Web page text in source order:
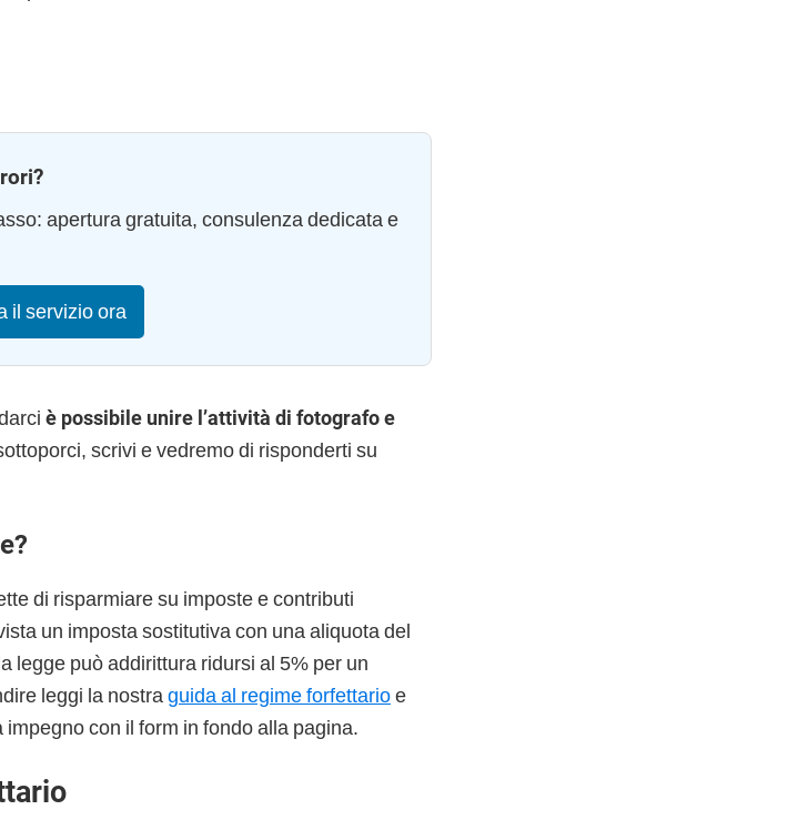
apertura gratuita, consulenza dedicata e
il servizio ora
è possibile unire l’attività di fotografo e
scrivi e vedremo di risponderti su
di risparmiare su imposte e contributi
un imposta sostitutiva con una aliquota del
legge può addirittura ridursi al 5% per un
leggi la nostra guida al regime forfettarioe
con il form in fondo alla pagina.